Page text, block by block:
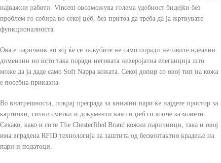
најважни работи. Vincent овозможува голема удобност бидејќи без
проблем го собира во секој џеб, без притоа да треба да ја жртвувате
функционалноста.
Ова е паричник во кој ќе се заљубите не само поради неговите идеални
димензии но исто така поради неговата неверојатна елеганција што
може да ја даде само Soft Nappa кожата. Секој допир со овој тип на кожа
е посебна приказна.
Во внатрешноста, покрај преграда за книжни пари ќе најдете простор за
картички, ситни сметки и документи како и џеб со копче за монети.
Секако, како и сите The Chesterfiled Brand кожни паричници, така и овој
има вградена RFID технологија за заштита од бесконтактно крадење на
пари и податоци.